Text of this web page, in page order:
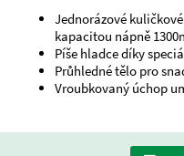
Jednorázové
kapacitou nápně
Píše hladce díky
Průhledné tělo pro
Vroubkovaný úchop